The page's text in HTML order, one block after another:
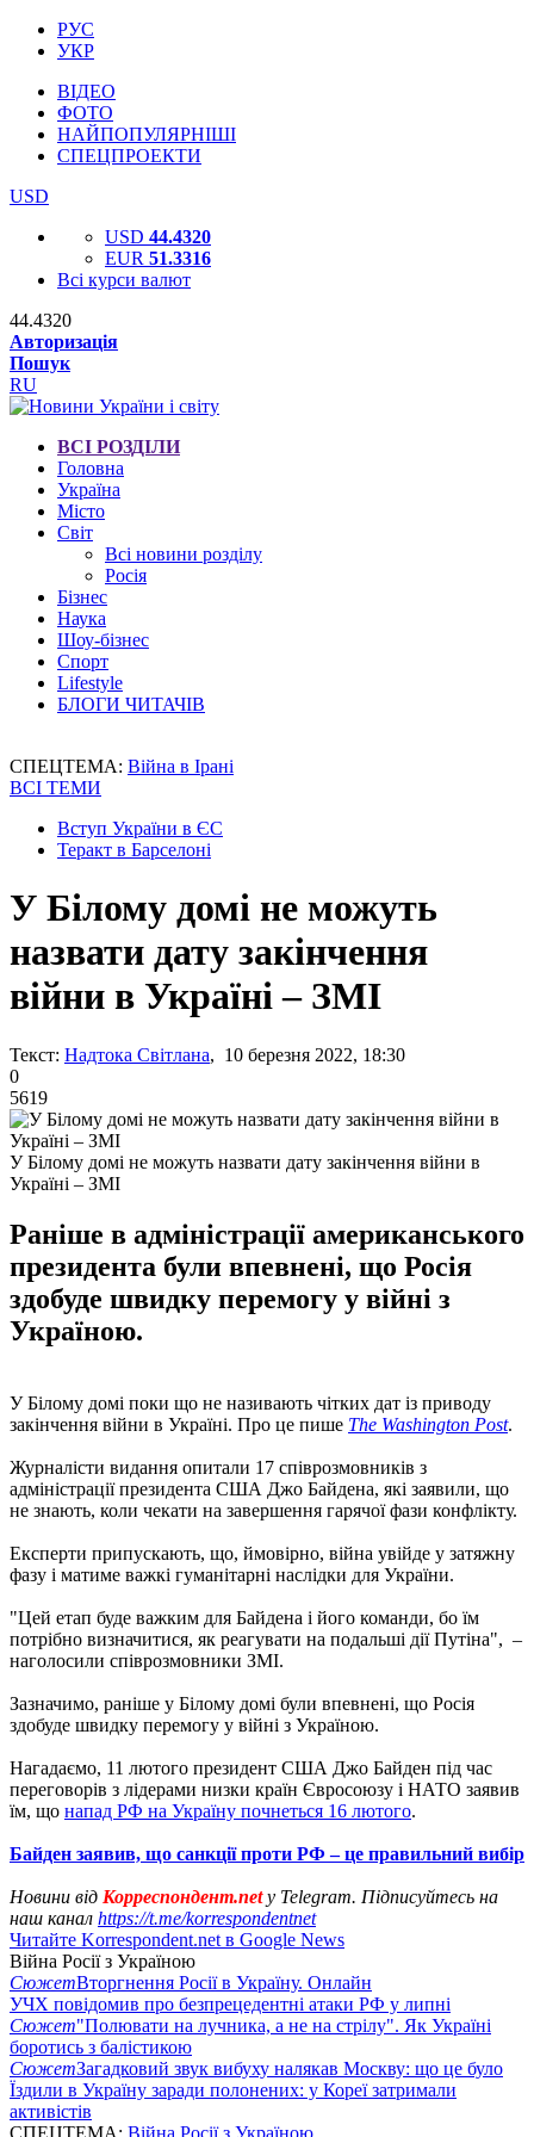
РУС
УКР
ВІДЕО
ФОТО
НАЙПОПУЛЯРНІШІ
СПЕЦПРОЕКТИ
USD
USD 44.4320
EUR 51.3316
Всі курси валют
44.4320
Авторизація
Пошук
RU
ВСІ РОЗДІЛИ
Головна
Україна
Місто
Світ
Всі новини розділу
Росія
Бізнес
Наука
Шоу-бізнес
Спорт
Lifestyle
БЛОГИ ЧИТАЧІВ
СПЕЦТЕМА: Війна в Ірані
ВСІ ТЕМИ
Вступ України в ЄС
Теракт в Барселоні
У Білому домі не можуть
назвати дату закінчення
війни в Україні – ЗМІ
Текст: Надтока Світлана, 10 березня 2022, 18:30
0
5619
У Білому домі не можуть назвати дату закінчення війни в
Україні – ЗМІ
Раніше в адміністрації американського
президента були впевнені, що Росія
здобуде швидку перемогу у війні з
Україною.
У Білому домі поки що не називають чітких дат із приводу
закінчення війни в Україні. Про це пише The Washington Post.
Журналісти видання опитали 17 співрозмовників з
адміністрації президента США Джо Байдена, які заявили, що
не знають, коли чекати на завершення гарячої фази конфлікту.
Експерти припускають, що, ймовірно, війна увійде у затяжну
фазу і матиме важкі гуманітарні наслідки для України.
"Цей етап буде важким для Байдена і його команди, бо їм
потрібно визначитися, як реагувати на подальші дії Путіна", –
наголосили співрозмовники ЗМІ.
Зазначимо, раніше у Білому домі були впевнені, що Росія
здобуде швидку перемогу у війні з Україною.
Нагадаємо, 11 лютого президент США Джо Байден під час
переговорів з лідерами низки країн Євросоюзу і НАТО заявив
їм, що напад РФ на Україну почнеться 16 лютого.
Байден заявив, що санкції проти РФ – це правильний вибір
Новини від Корреспондент.netу Telegram. Підписуйтесь на
наш канал https://t.me/korrespondentnet
Читайте Korrespondent.net в Google News
Війна Росії з Україною
СюжетВторгнення Росії в Україну. Онлайн
УЧХ повідомив про безпрецедентні атаки РФ у липні
Сюжет"Полювати на лучника, а не на стрілу". Як Україні
боротись з балістикою
СюжетЗагадковий звук вибуху налякав Москву: що це було
Їздили в Україну заради полонених: у Кореї затримали
активістів
СПЕЦТЕМА: Війна Росії з Україною